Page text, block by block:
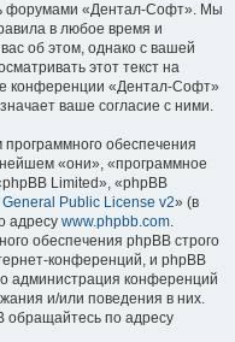
форумами «Дентал-Софт». Мы
в любое время и
об этом, однако с вашей
этот текст на
конференции «Дентал-Софт»
ваше согласие с ними.
обеспечения
«они», «программное
Limited», «phpBB
Public License v2» (в
адресу www.phpbb.com.
обеспечения phpBB строго
конференций, и phpBB
администрация конференций
и/или поведения в них.
обращайтесь по адресу